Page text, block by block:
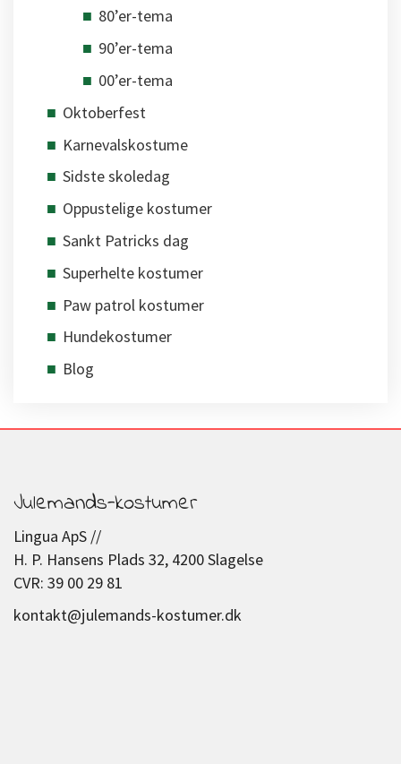
80’er-tema
90’er-tema
00’er-tema
Oktoberfest
Karnevalskostume
Sidste skoledag
Oppustelige kostumer
Sankt Patricks dag
Superhelte kostumer
Paw patrol kostumer
Hundekostumer
Blog
Julemands-kostumer
Lingua ApS //
H. P. Hansens Plads 32, 4200 Slagelse
CVR: 39 00 29 81
kontakt@julemands-kostumer.dk